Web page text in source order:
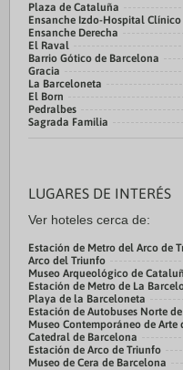
Plaza de Cataluña
Ensanche Izdo-Hospital Clínico
Ensanche Derecha
El Raval
Barrio Gótico de Barcelona
Gracia
La Barceloneta
El Born
Pedralbes
Sagrada Familia
LUGARES DE INTERÉS
Ver hoteles cerca de:
Estación de Metro del Arco de
Arco del Triunfo
Museo Arqueológico de
Estación de Metro de La
Playa de la Barceloneta
Estación de Autobuses Norte
Museo Contemporáneo de Arte
Catedral de Barcelona
Estación de Arco de Triunfo
Museo de Cera de Barcelona